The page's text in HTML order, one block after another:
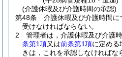
(介護休暇及び介護時間の承認)
第48条
介護休暇及び介護時間
受けなければならない。
2
管理者は，介護休暇及び介護
条第1項又は前条第1項に定める
きは，これを承認しなければな